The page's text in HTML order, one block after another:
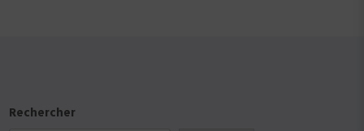
Rechercher